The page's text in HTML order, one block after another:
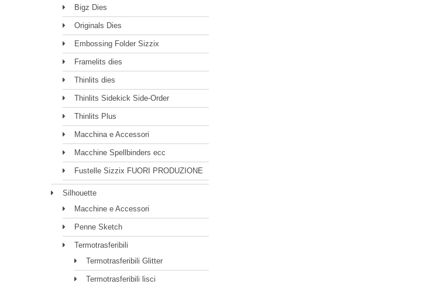
Bigz Dies
Originals Dies
Embossing Folder Sizzix
Framelits dies
Thinlits dies
Thinlits Sidekick Side-Order
Thinlits Plus
Macchina e Accessori
Macchine Spellbinders ecc
Fustelle Sizzix FUORI PRODUZIONE
Silhouette
Macchine e Accessori
Penne Sketch
Termotrasferibili
Termotrasferibili Glitter
Termotrasferibili lisci